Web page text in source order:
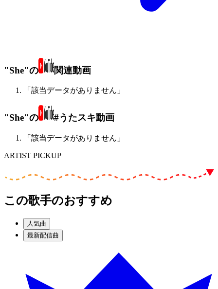
"She"の 関連動画
「該当データがありません」
"She"の #うたスキ動画
「該当データがありません」
ARTIST PICKUP
この歌手のおすすめ
人気曲
最新配信曲